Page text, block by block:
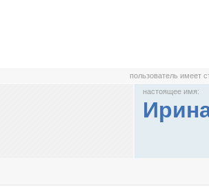
пользователь имеет
настоящее имя: